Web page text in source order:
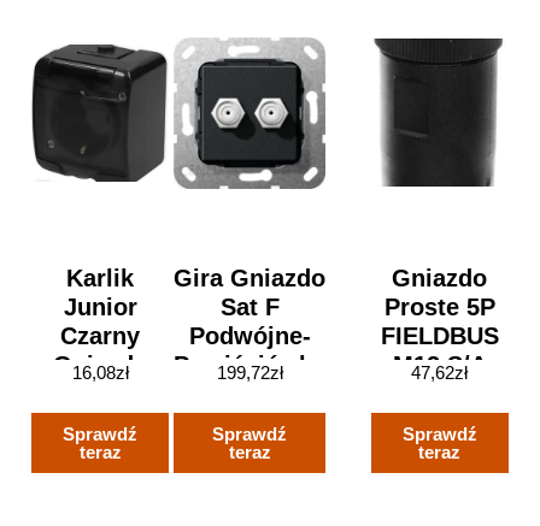
Karlik
Junior
Czarny
Gniazdo
Schuko
IP54
12GHE1SD
16,08zł
Sprawdź
teraz
Gniazdo
Proste 5P
FIELDBUS
M12 S/A
M12FS-PG9
22260644
47,62zł
Sprawdź
teraz
Gira Gniazdo
Sat F
Podwójne-
Przejściówka
Matowa
(565110)
199,72zł
Sprawdź
teraz